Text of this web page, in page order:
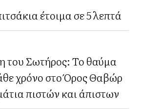
έτοιμα σε 5 λεπτά
Σωτήρος: Το θαύμα
χρόνο στο Όρος Θαβώρ
πιστών και άπιστων